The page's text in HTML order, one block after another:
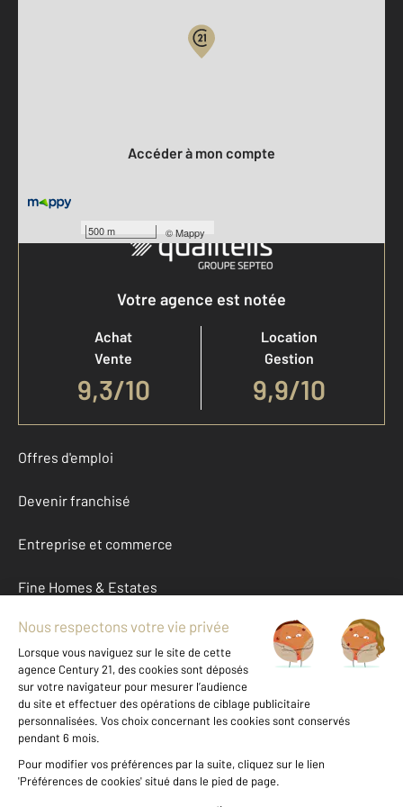
500 m ©Mappy
Accéder à mon compte
Votre agence est notée
Achat
Vente
9,3/10
Location
Gestion
9,9/10
Offres d'emploi
Devenir franchisé
Entreprise et commerce
Fine Homes & Estates
À propos
International
Nous contacter